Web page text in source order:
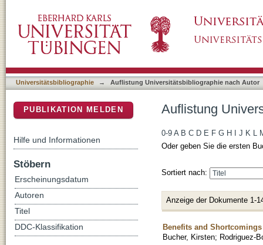
Universitätsbibliographie → Auflistung Universitätsbibliographie nach Autor
Auflistung
0-9 A B C D E F G H J K L
Oder geben Sie die ersten
Sortiert nach:
Anzeige der Dokumente 1-
Benefits and
Bucher, Kirsten; Rodriguez-
PUBLIKATION MELDEN
Hilfe und Informationen
Stöbern
Erscheinungsdatum
Autoren
Titel
DDC-Klassifikation